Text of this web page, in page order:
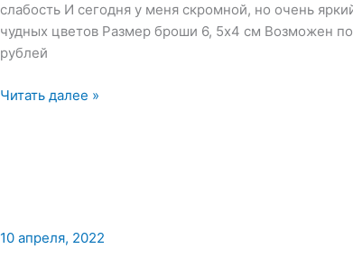
слабость И сегодня у меня скромной, но очень
чудных цветов Размер броши 6, 5х4 см Возможен
рублей
Брошь
Читать далее »
10 апреля, 2022